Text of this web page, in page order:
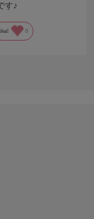
す♪
Like! 0